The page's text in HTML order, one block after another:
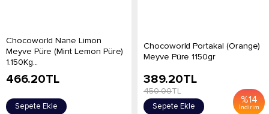
Chocoworld Nane Limon
Meyve Püre (Mint Lemon Püre)
1.150Kg...
466.20TL
Sepete Ekle
Chocoworld Portakal (Orange)
Meyve Püre 1150gr
%14
İndirim
389.20TL
450.00TL
Sepete Ekle